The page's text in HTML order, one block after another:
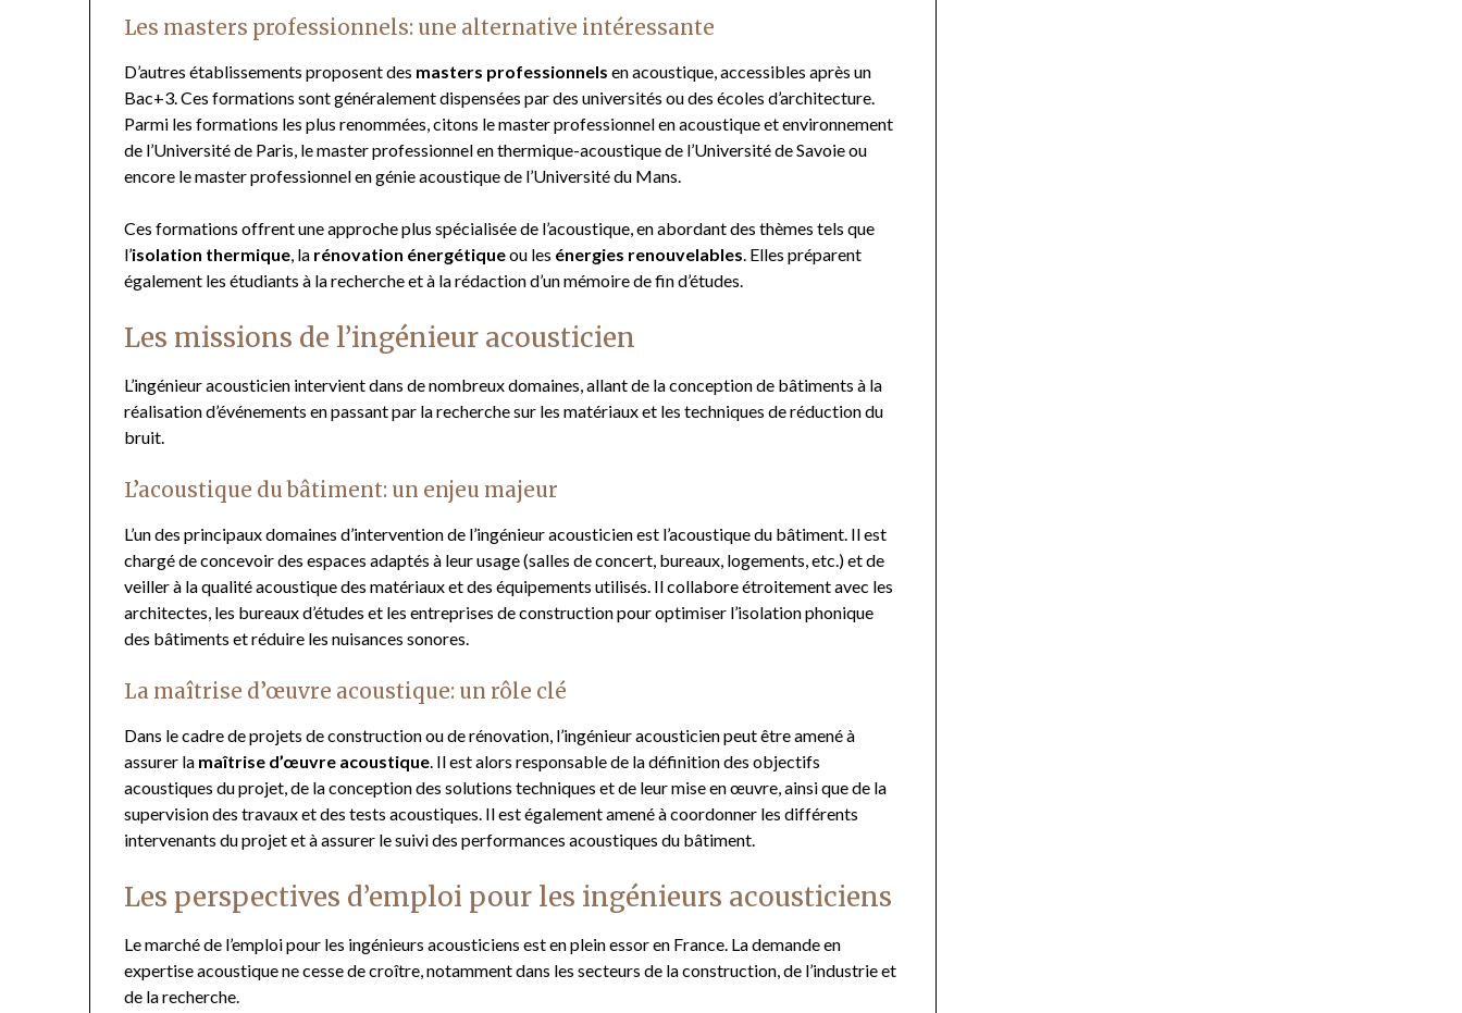
Les masters professionnels: une alternative intéressante
D’autres établissements proposent des masters professionnels en acoustique, accessibles après un
Bac+3. Ces formations sont généralement dispensées par des universités ou des écoles d’architecture.
Parmi les formations les plus renommées, citons le master professionnel en acoustique et environnement
de l’Université de Paris, le master professionnel en thermique-acoustique de l’Université de Savoie ou
encore le master professionnel en génie acoustique de l’Université du Mans.
Ces formations offrent une approche plus spécialisée de l’acoustique, en abordant des thèmes tels que
l’isolation thermique , la rénovation énergétiqueou les énergies renouvelables . Elles préparent
également les étudiants à la recherche et à la rédaction d’un mémoire de fin d’études.
Les missions de l’ingénieur acousticien
L’ingénieur acousticien intervient dans de nombreux domaines, allant de la conception de bâtiments à la
réalisation d’événements en passant par la recherche sur les matériaux et les techniques de réduction du
bruit.
L’acoustique du bâtiment: un enjeu majeur
L’un des principaux domaines d’intervention de l’ingénieur acousticien est l’acoustique du bâtiment. Il est
chargé de concevoir des espaces adaptés à leur usage (salles de concert, bureaux, logements, etc.) et de
veiller à la qualité acoustique des matériaux et des équipements utilisés. Il collabore étroitement avec les
architectes, les bureaux d’études et les entreprises de construction pour optimiser l’isolation phonique
des bâtiments et réduire les nuisances sonores.
La maîtrise d’œuvre acoustique: un rôle clé
Dans le cadre de projets de construction ou de rénovation, l’ingénieur acousticien peut être amené à
assurer la maîtrise d’œuvre acoustique . Il est alors responsable de la définition des objectifs
acoustiques du projet, de la conception des solutions techniques et de leur mise en œuvre, ainsi que de la
supervision des travaux et des tests acoustiques. Il est également amené à coordonner les différents
intervenants du projet et à assurer le suivi des performances acoustiques du bâtiment.
Les perspectives d’emploi pour les ingénieurs acousticiens
Le marché de l’emploi pour les ingénieurs acousticiens est en plein essor en France. La demande en
expertise acoustique ne cesse de croître, notamment dans les secteurs de la construction, de l’industrie et
de la recherche.